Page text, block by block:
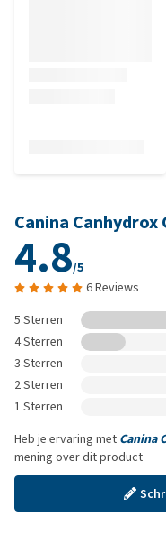
Canina
4.8/5
6 Reviews
5 Sterren
4 Sterren
3 Sterren
2 Sterren
1 Sterren
Heb je ervaring met Canina
mening over dit product